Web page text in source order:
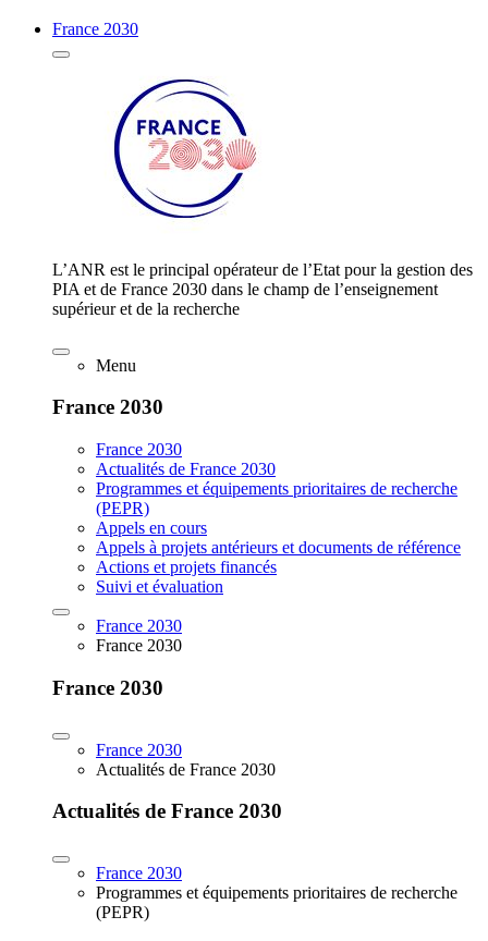
France 2030
L’ANR est le principal opérateur de l’Etat pour la gestion des
PIA et de France 2030 dans le champ de l’enseignement
supérieur et de la recherche
Menu
France 2030
France 2030
Actualités de France 2030
Programmes et équipements prioritaires de recherche
(PEPR)
Appels en cours
Appels à projets antérieurs et documents de référence
Actions et projets financés
Suivi et évaluation
France 2030
France 2030
France 2030
France 2030
Actualités de France 2030
Actualités de France 2030
France 2030
Programmes et équipements prioritaires de recherche
(PEPR)